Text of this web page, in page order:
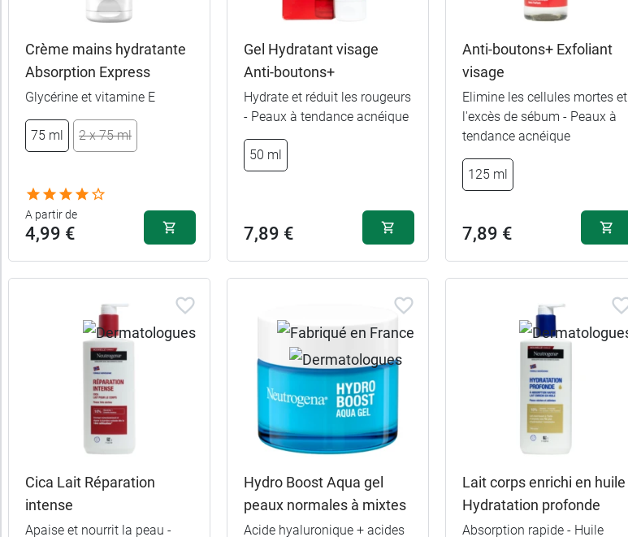
Crème mains hydratante
Absorption Express
Glycérine et vitamine E
75 ml 2 x 75 ml
A partir de
4,99 €
Gel Hydratant visage
Anti-boutons+
Hydrate et réduit les rougeurs
- Peaux à tendance acnéique
50 ml
7,89 €
Anti-boutons+ Exfoliant
visage
Elimine les cellules mortes et
l'excès de sébum - Peaux à
tendance acnéique
125 ml
7,89 €
Cica Lait Réparation
intense
Apaise et nourrit la peau -
Hydro Boost Aqua gel
peaux normales à mixtes
Acide hyaluronique + acides
Lait corps enrichi en huile
Hydratation profonde
Absorption rapide - Huile